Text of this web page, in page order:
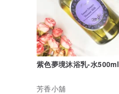
紫色夢境沐浴乳-水500ml
芳香小舖